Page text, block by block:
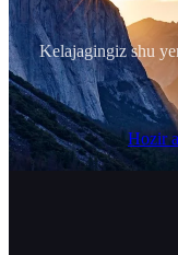
Kelajagingiz shu
Hozir